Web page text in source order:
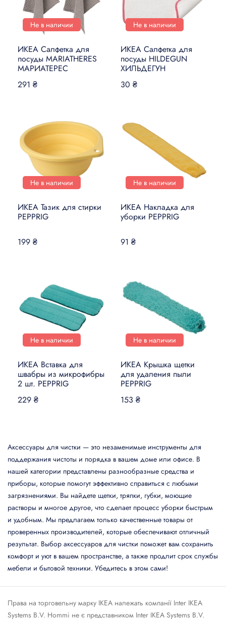
Не в наличии
ИКЕА Салфетка для
посуды MARIATHERES
МАРИАТЕРЕС
291 ₴
Не в наличии
ИКЕА Салфетка для
посуды HILDEGUN
ХИЛЬДЕГУН
30 ₴
Не в наличии
ИКЕА Тазик для стирки
PEPPRIG
199 ₴
Не в наличии
ИКЕА Накладка для
уборки PEPPRIG
91 ₴
Не в наличии
ИКЕА Вставка для
швабры из микрофибры
2 шт. PEPPRIG
229 ₴
Не в наличии
ИКЕА Крышка щетки
для удаления пыли
PEPPRIG
153 ₴
Аксессуары для чистки — это незаменимые инструменты для
поддержания чистоты и порядка в вашем доме или офисе. В
нашей категории представлены разнообразные средства и
приборы, которые помогут эффективно справиться с любыми
загрязнениями. Вы найдете щетки, тряпки, губки, моющие
растворы и многое другое, что сделает процесс уборки быстрым
и удобным. Мы предлагаем только качественные товары от
проверенных производителей, которые обеспечивают отличный
результат. Выбор аксессуаров для чистки поможет вам сохранить
комфорт и уют в вашем пространстве, а также продлит срок службы
мебели и бытовой техники. Убедитесь в этом сами!
Права на торговельну марку IКЕА належать компанії Inter IKEA
Systems B.V. Hommi не є представником Inter IKEA Systems B.V.